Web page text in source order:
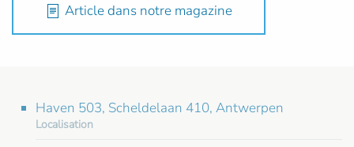
Article dans notre magazine
Haven 503, Scheldelaan 410, Antwerpen
Localisation